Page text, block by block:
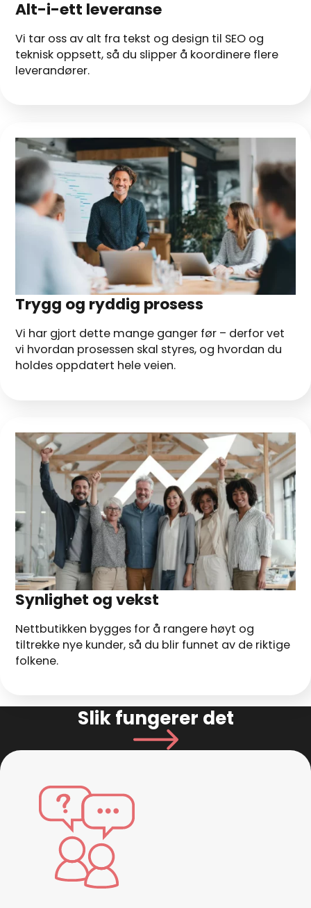
Alt-i-ett leveranse
Vi tar oss av alt fra tekst og design til SEO og
teknisk oppsett, så du slipper å koordinere flere
leverandører.
Trygg og ryddig prosess
Vi har gjort dette mange ganger før – derfor vet
vi hvordan prosessen skal styres, og hvordan du
holdes oppdatert hele veien.
Synlighet og vekst
Nettbutikken bygges for å rangere høyt og
tiltrekke nye kunder, så du blir funnet av de riktige
folkene.
Slik fungerer det